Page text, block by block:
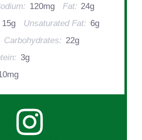
120mg Fat: 24g
15g Unsaturated Fat: 6g
Carbohydrates: 22g
3g